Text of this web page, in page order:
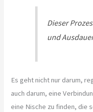
Dieser
und
Es geht nicht nur darum,
auch darum, eine
eine Nische zu finden, die